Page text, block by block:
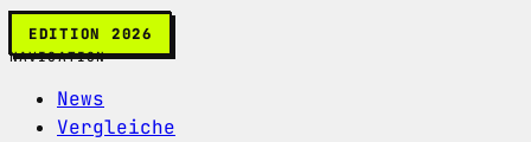
EDITION 2026
NAVIGATION
News
Vergleiche